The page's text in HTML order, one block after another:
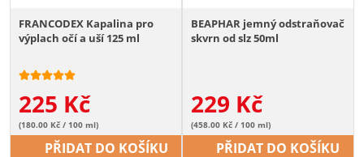
FRANCODEX Kapalina pro
výplach očí a uší 125 ml
225 Kč
(180.00 Kč / 100 ml)
PŘIDAT DO KOŠÍKU
BEAPHAR jemný odstraňovač
skvrn od slz 50ml
229 Kč
(458.00 Kč / 100 ml)
PŘIDAT DO KOŠÍKU